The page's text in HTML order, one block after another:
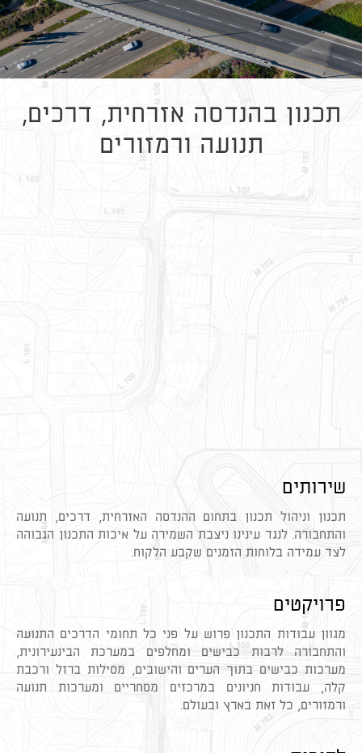
תכנון בהנדסה אזרחית, דרכים,
תנועה ורמזורים
שירותים
תכנון וניהול תכנון בתחום ההנדסה האזרחית, דרכים, תנועה
והתחבורה. לנגד עינינו ניצבת השמירה על איכות התכנון הגבוהה
לצד עמידה בלוחות הזמנים שקבע הלקוח.
פרויקטים
מגוון עבודות התכנון פרוש על פני כל תחומי הדרכים התנועה
והתחבורה לרבות כבישים ומחלפים במערכת הבינעירונית,
מערכות כבישים בתוך הערים והישובים, מסילות ברזל ורכבת
קלה, עבודות חניונים במרכזים מסחריים ומערכות תנועה
ורמזורים, כל זאת בארץ ובעולם.